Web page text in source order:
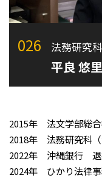
026 法務研究
平良 悠
2015年 法文学部総
2018年 法務研究科
2022年 沖縄銀行
2024年 ひかり法律